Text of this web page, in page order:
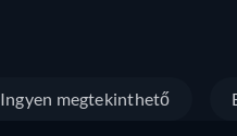
Ingyen megtekinthető